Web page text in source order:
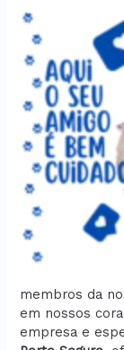
membros da
em nossos
empresa e